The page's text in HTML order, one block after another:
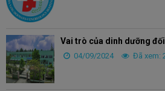
Vai trò của dinh dưỡng
04/09/2024 Đã xem: